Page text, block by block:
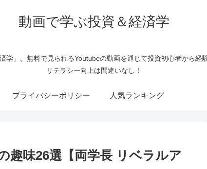
動画で学ぶ投資＆経済学
」。無料で見られるYoutubeの動画を通じて投資初心者から
リテラシー向上は間違いなし！
プライバシーポリシー 人気ランキング
趣味26選【両学長 リベラルア